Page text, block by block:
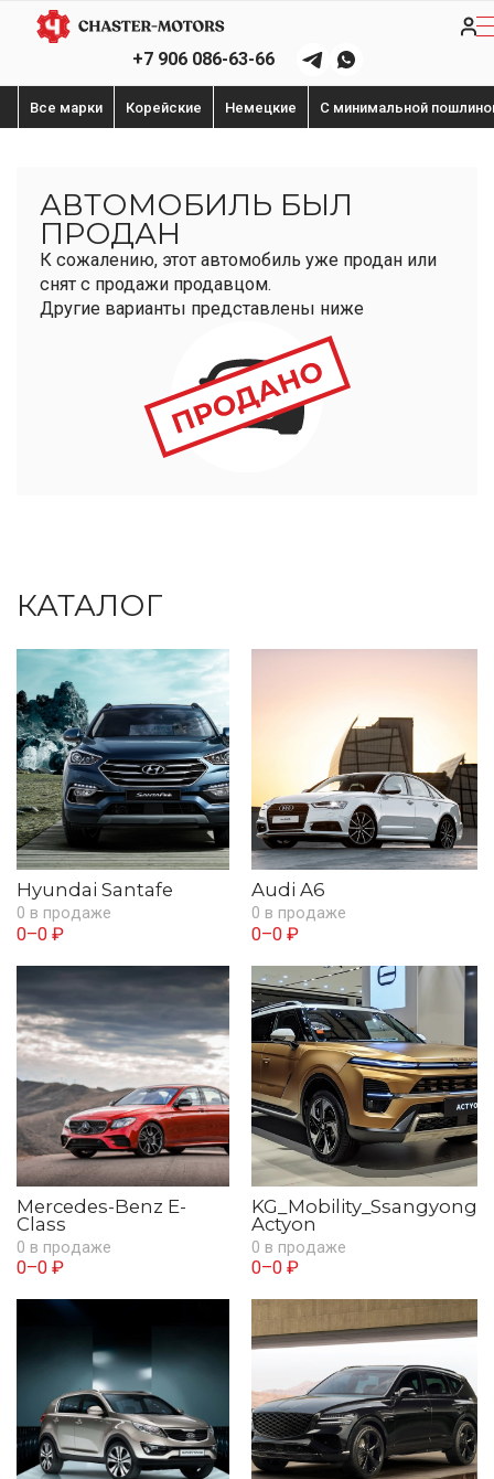
+7 906 086-63-66
Все марки Корейские Немецкие С минимальной
АВТОМОБИЛЬ БЫЛ
ПРОДАН
К сожалению, этот автомобиль уже продан или
снят с продажи продавцом.
Другие варианты представлены ниже
КАТАЛОГ
Hyundai Santafe
0 в продаже
0–0 ₽
Audi A6
0 в продаже
0–0 ₽
Mercedes-Benz E-
Class
0 в продаже
0–0 ₽
KG_Mobility_Ssangyong
Actyon
0 в продаже
0–0 ₽